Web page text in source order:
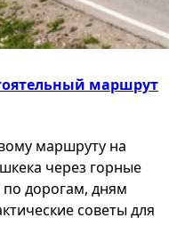
маршрут
маршруту на
через горные
дорогам, дням
советы для